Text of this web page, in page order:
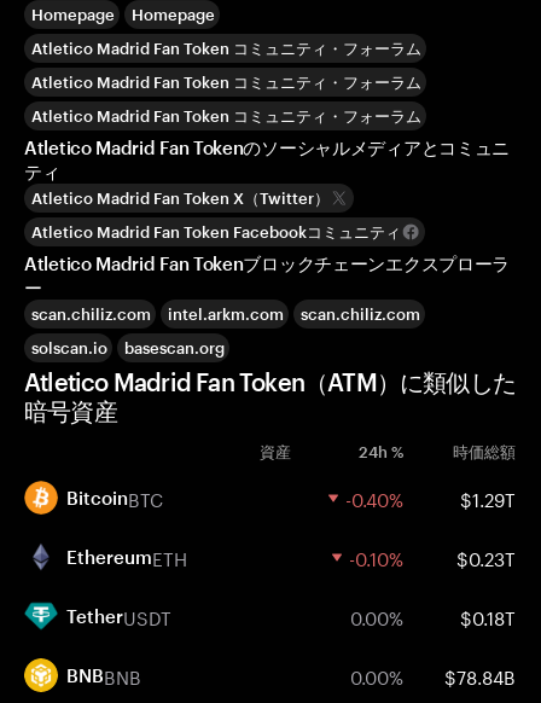
Homepage
Homepage
Atletico Madrid Fan Token コミュニティ・フォーラム
Atletico Madrid Fan Token コミュニティ・フォーラム
Atletico Madrid Fan Token コミュニティ・フォーラム
Atletico Madrid Fan Tokenのソーシャルメディアとコミュニ
ティ
Atletico Madrid Fan Token X（Twitter）
Atletico Madrid Fan Token Facebookコミュニティ
Atletico Madrid Fan Tokenブロックチェーンエクスプローラ
ー
scan.chiliz.com intel.arkm.com
scan.chiliz.com
solscan.io
basescan.org
Atletico Madrid Fan Token（ATM）に類似した
暗号資産
資産 24h % 時価総額
BitcoinBTC -0.40% $1.29T
EthereumETH -0.10% $0.23T
TetherUSDT 0.00% $0.18T
BNBBNB 0.00% $78.84B